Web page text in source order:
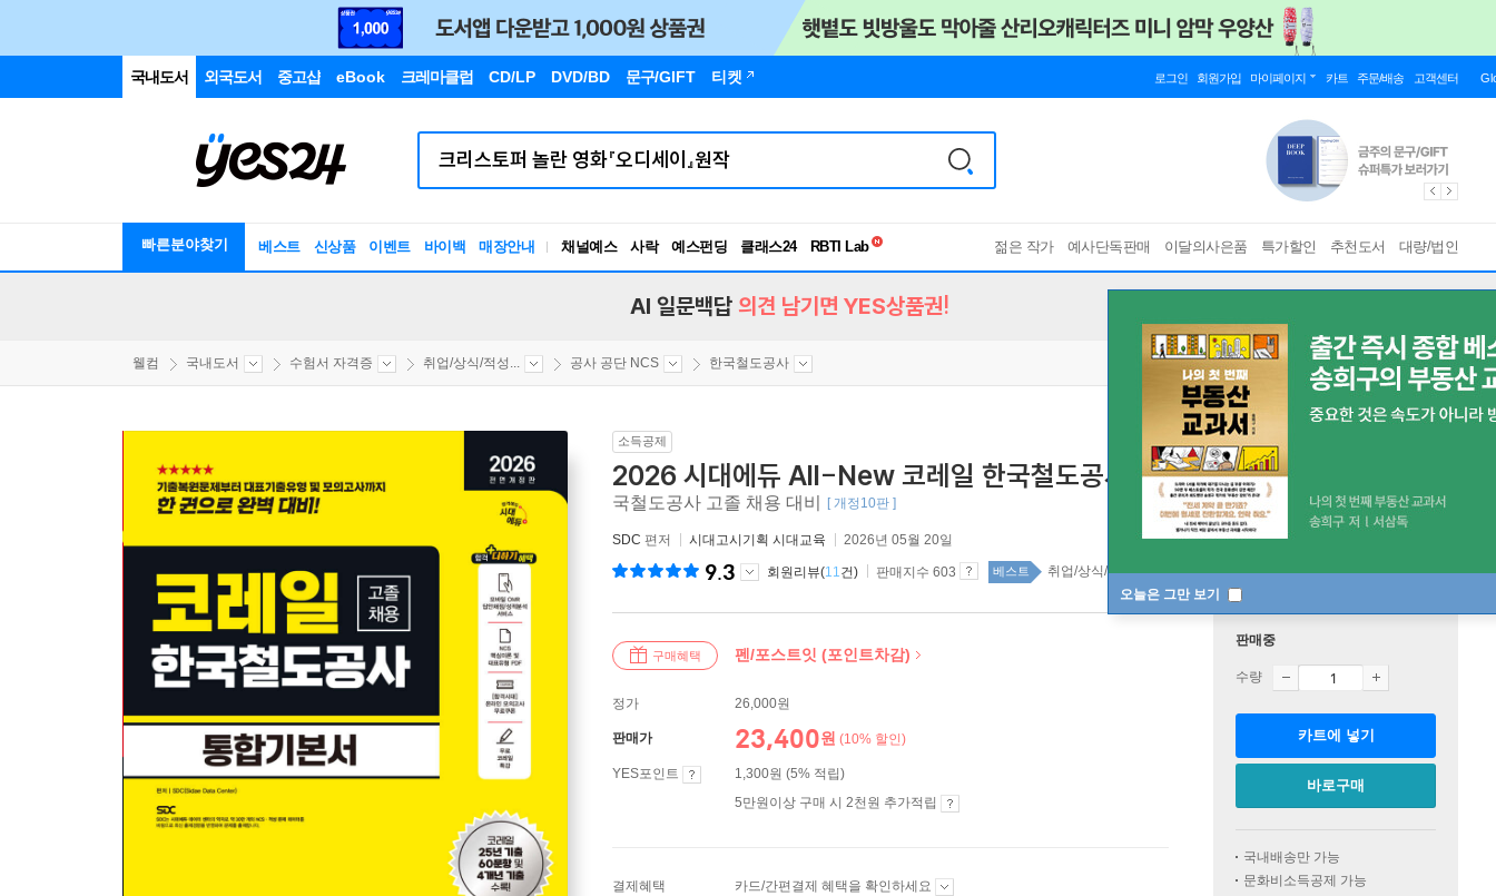
국내도서 외국도서 중고샵 eBook 크레마클럽 CD/LP DVD/BD 문구/GIFT 티켓 로그인 회원가입 마이페이지 카트 주문/배송 고객센터
빠른분야찾기 베스트 신상품 이벤트 바이백 매장안내 채널예스 사락 예스펀딩 클래스24
RBTI Lab
젊은 작가 예사단독판매 이달의사은품 특가할인 추천도서 대량/법인
오늘은 그만 보기
AI 일문백답 의견 남기면 YES상품권!
웰컴 국내도서 수험서 자격증 취업/상식/적성... 공사 공단 NCS 한국철도공사
소득공제
2026 시대에듀 All-New 코레일 한국철도공사 고졸채용 통합기본서
국철도공사 고졸 채용 대비
[ 개정10판 ]
SDC 편저 시대고시기획 시대교육 2026년 05월 20일
9.3 회원리뷰(11건) 판매지수 603 베스트 취업/상식/적성검사 top100 3주
구매혜택 펜/포스트잇 (포인트차감)
정가 26,000원
판매가 23,400원 (10% 할인)
YES포인트
1,300원 (5% 적립)
5만원이상 구매 시 2천원 추가적립
결제혜택 카드/간편결제 혜택을 확인하세요
판매중
수량
카트에 넣기
바로구매
국내배송만 가능
문화비소득공제 가능